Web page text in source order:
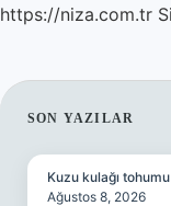
https://niza.com.tr
SON YAZILAR
Kuzu kulağı
Ağustos 8, 2026